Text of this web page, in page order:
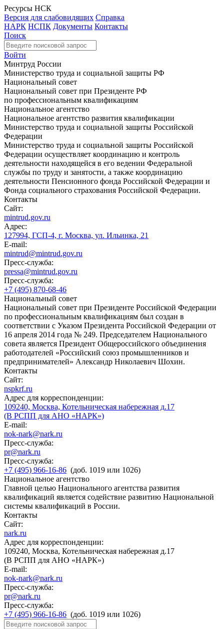
Ресурсы НСК
Версия для слабовидящих Справка
НАРК НСПК Документы Контакты
Поиск
Войти
Минтруд России
Министерство труда и социальной защиты РФ
Национальный совет
Национальный совет при Президенте РФ
по профессиональным квалификациям
Национальное агентство
Национальное агентство развития квалификации
Министерство труда и социальной защиты Российской
Федерации
Министерство труда и социальной защиты Российской
Федерации осуществляет координацию и контроль
деятельности находящейся в его ведении Федеральной
службы по труду и занятости, а также координацию
деятельности Пенсионного фонда Российской Федерации и
Фонда социального страхования Российской Федерации.
Контакты
Сайт:
mintrud.gov.ru
Адрес:
127994, ГСП-4, г. Москва, ул. Ильинка, 21
E-mail:
mintrud@mintrud.gov.ru
Пресс-служба:
pressa@mintrud.gov.ru
Пресс-служба:
+7 (495) 870-68-46
Национальный совет
Национальный совет при Президенте Российской Федерации
по профессиональным квалификациям был создан в
соответствии с Указом Президента Российской Федерации от
16 апреля 2014 года № 249. Председателем Национального
совета является Президент Общероссийского объединения
работодателей «Российский союз промышленников и
предпринимателей» Александр Николаевич Шохин.
Контакты
Сайт:
nspkrf.ru
Адрес для корреспонденции:
109240, Москва, Котельническая набережная д.17
(В РСПП для АНО «НАРК»)
E-mail:
nok-nark@nark.ru
Пресс-служба:
pr@nark.ru
Пресс-служба:
+7 (495) 966-16-86 (доб. 1019 или 1026)
Национальное агентство
Главной целью Национального агентства развития
квалификаций является содействие развитию Национальной
системы квалификаций в России.
Контакты
Сайт:
nark.ru
Адрес для корреспонденции:
109240, Москва, Котельническая набережная д.17
(В РСПП для АНО «НАРК»)
E-mail:
nok-nark@nark.ru
Пресс-служба:
pr@nark.ru
Пресс-служба:
+7 (495) 966-16-86 (доб. 1019 или 1026)